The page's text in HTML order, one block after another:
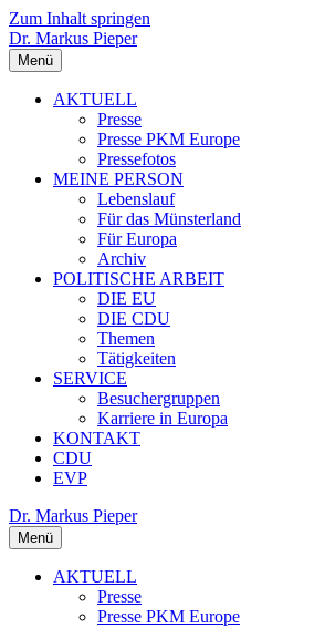
Zum Inhalt springen
Dr. Markus Pieper
Menü
AKTUELL
Presse
Presse PKM Europe
Pressefotos
MEINE PERSON
Lebenslauf
Für das Münsterland
Für Europa
Archiv
POLITISCHE ARBEIT
DIE EU
DIE CDU
Themen
Tätigkeiten
SERVICE
Besuchergruppen
Karriere in Europa
KONTAKT
CDU
EVP
Dr. Markus Pieper
Menü
AKTUELL
Presse
Presse PKM Europe